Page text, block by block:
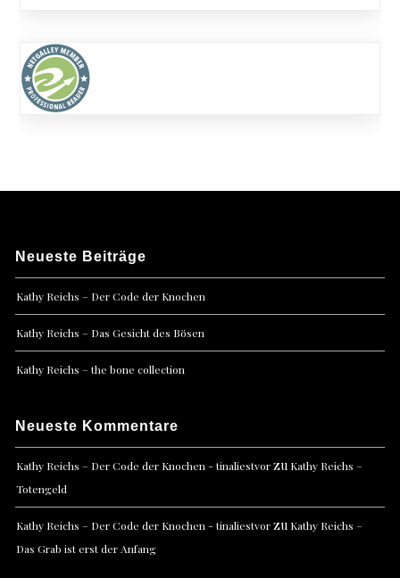
Neueste Beiträge
Kathy Reichs – Der Code der Knochen
Kathy Reichs – Das Gesicht des Bösen
Kathy Reichs – the bone collection
Neueste Kommentare
Kathy Reichs – Der Code der Knochen - tinaliestvorzu Kathy Reichs –
Totengeld
Kathy Reichs – Der Code der Knochen - tinaliestvorzu Kathy Reichs –
Das Grab ist erst der Anfang